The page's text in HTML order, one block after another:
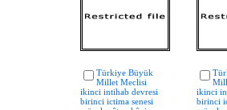
Türkiye Büyük
Millet Meclisi
ikinci intihab devresi
birinci ictima senesi
ikinci
birinci